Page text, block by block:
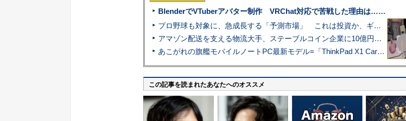
BlenderでVTuberアバター制作 VRChat対応で苦戦した理由は……
プロ野球も対象に、急成長する「予測市場」 これは投資か、ギャンブルか
アマゾン配送を支える物流大手、ステーブルコイン企業に10億円投資のワケ
あこがれの旗艦モバイルノートPC最新モデル=「ThinkPad X1 Carbon Gen 14 Aura Edition」実機レビュー
この記事を読まれたあなたへのオススメ